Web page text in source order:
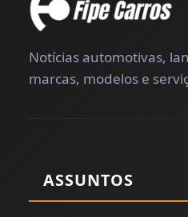
Notícias automotivas,
marcas, modelos e
ASSUNTOS